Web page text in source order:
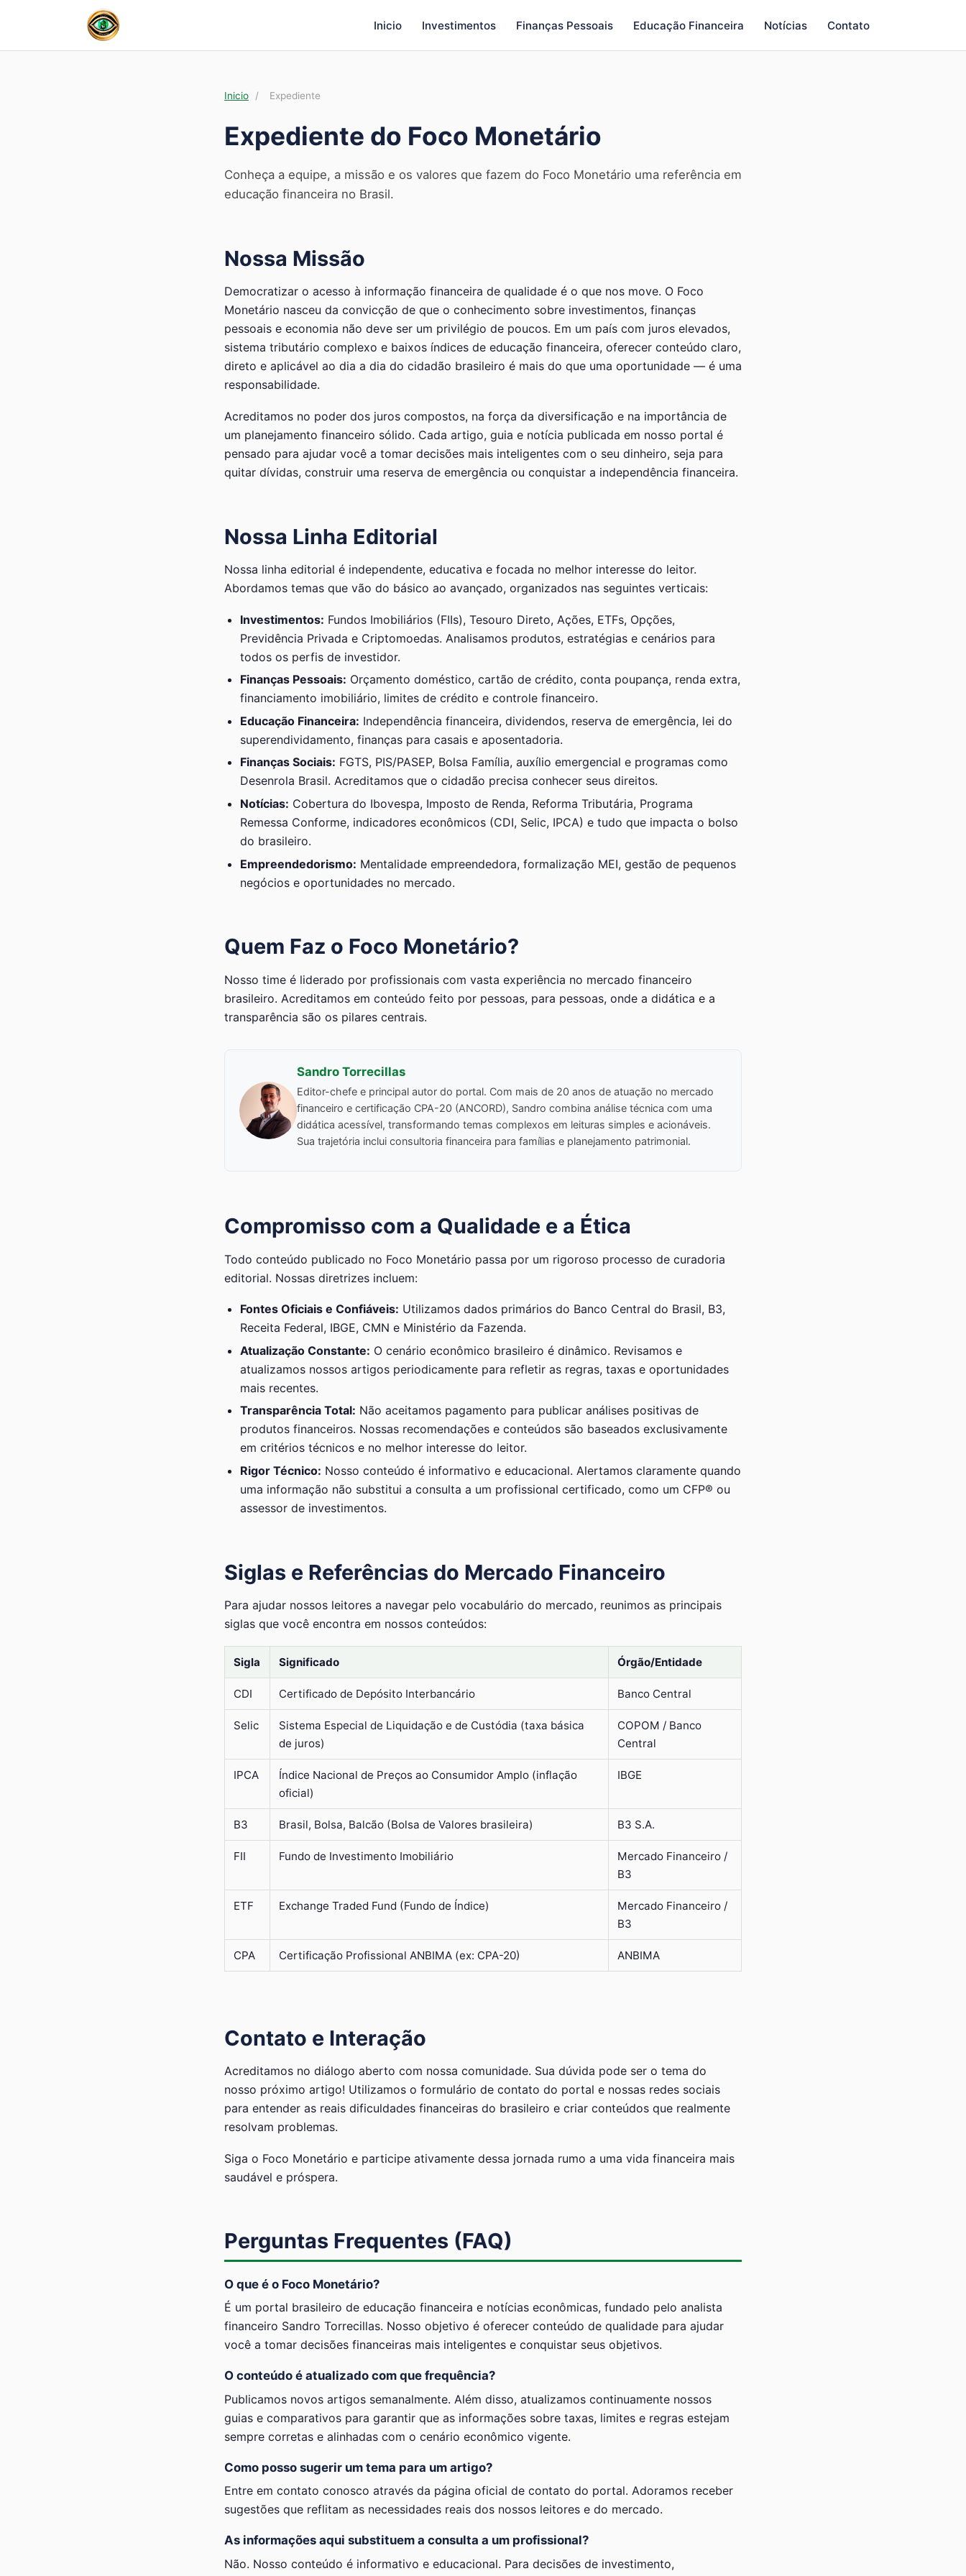
Inicio Investimentos Finanças Pessoais Educação Financeira Notícias Contato
Inicio / Expediente
Expediente do Foco Monetário
Conheça a equipe, a missão e os valores que fazem do Foco Monetário uma referência em
educação financeira no Brasil.
Nossa Missão
Democratizar o acesso à informação financeira de qualidade é o que nos move. O Foco
Monetário nasceu da convicção de que o conhecimento sobre investimentos, finanças
pessoais e economia não deve ser um privilégio de poucos. Em um país com juros elevados,
sistema tributário complexo e baixos índices de educação financeira, oferecer conteúdo claro,
direto e aplicável ao dia a dia do cidadão brasileiro é mais do que uma oportunidade — é uma
responsabilidade.
Acreditamos no poder dos juros compostos, na força da diversificação e na importância de
um planejamento financeiro sólido. Cada artigo, guia e notícia publicada em nosso portal é
pensado para ajudar você a tomar decisões mais inteligentes com o seu dinheiro, seja para
quitar dívidas, construir uma reserva de emergência ou conquistar a independência financeira.
Nossa Linha Editorial
Nossa linha editorial é independente, educativa e focada no melhor interesse do leitor.
Abordamos temas que vão do básico ao avançado, organizados nas seguintes verticais:
Investimentos: Fundos Imobiliários (FIIs), Tesouro Direto, Ações, ETFs, Opções,
Previdência Privada e Criptomoedas. Analisamos produtos, estratégias e cenários para
todos os perfis de investidor.
Finanças Pessoais: Orçamento doméstico, cartão de crédito, conta poupança, renda extra,
financiamento imobiliário, limites de crédito e controle financeiro.
Educação Financeira: Independência financeira, dividendos, reserva de emergência, lei do
superendividamento, finanças para casais e aposentadoria.
Finanças Sociais: FGTS, PIS/PASEP, Bolsa Família, auxílio emergencial e programas como
Desenrola Brasil. Acreditamos que o cidadão precisa conhecer seus direitos.
Notícias: Cobertura do Ibovespa, Imposto de Renda, Reforma Tributária, Programa
Remessa Conforme, indicadores econômicos (CDI, Selic, IPCA) e tudo que impacta o bolso
do brasileiro.
Empreendedorismo: Mentalidade empreendedora, formalização MEI, gestão de pequenos
negócios e oportunidades no mercado.
Quem Faz o Foco Monetário?
Nosso time é liderado por profissionais com vasta experiência no mercado financeiro
brasileiro. Acreditamos em conteúdo feito por pessoas, para pessoas, onde a didática e a
transparência são os pilares centrais.
Sandro Torrecillas
Editor-chefe e principal autor do portal. Com mais de 20 anos de atuação no mercado
financeiro e certificação CPA-20 (ANCORD), Sandro combina análise técnica com uma
didática acessível, transformando temas complexos em leituras simples e acionáveis.
Sua trajetória inclui consultoria financeira para famílias e planejamento patrimonial.
Compromisso com a Qualidade e a Ética
Todo conteúdo publicado no Foco Monetário passa por um rigoroso processo de curadoria
editorial. Nossas diretrizes incluem:
Fontes Oficiais e Confiáveis: Utilizamos dados primários do Banco Central do Brasil, B3,
Receita Federal, IBGE, CMN e Ministério da Fazenda.
Atualização Constante: O cenário econômico brasileiro é dinâmico. Revisamos e
atualizamos nossos artigos periodicamente para refletir as regras, taxas e oportunidades
mais recentes.
Transparência Total: Não aceitamos pagamento para publicar análises positivas de
produtos financeiros. Nossas recomendações e conteúdos são baseados exclusivamente
em critérios técnicos e no melhor interesse do leitor.
Rigor Técnico: Nosso conteúdo é informativo e educacional. Alertamos claramente quando
uma informação não substitui a consulta a um profissional certificado, como um CFP® ou
assessor de investimentos.
Siglas e Referências do Mercado Financeiro
Para ajudar nossos leitores a navegar pelo vocabulário do mercado, reunimos as principais
siglas que você encontra em nossos conteúdos:
Sigla Significado Órgão/Entidade
CDI Certificado de Depósito Interbancário Banco Central
Selic
Sistema Especial de Liquidação e de Custódia (taxa básica
de juros)
COPOM / Banco
Central
IPCA
Índice Nacional de Preços ao Consumidor Amplo (inflação
oficial)
IBGE
B3 Brasil, Bolsa, Balcão (Bolsa de Valores brasileira) B3 S.A.
FII Fundo de Investimento Imobiliário
Mercado Financeiro /
B3
ETF Exchange Traded Fund (Fundo de Índice)
Mercado Financeiro /
B3
CPA Certificação Profissional ANBIMA (ex: CPA-20) ANBIMA
Contato e Interação
Acreditamos no diálogo aberto com nossa comunidade. Sua dúvida pode ser o tema do
nosso próximo artigo! Utilizamos o formulário de contato do portal e nossas redes sociais
para entender as reais dificuldades financeiras do brasileiro e criar conteúdos que realmente
resolvam problemas.
Siga o Foco Monetário e participe ativamente dessa jornada rumo a uma vida financeira mais
saudável e próspera.
Perguntas Frequentes (FAQ)
O que é o Foco Monetário?
É um portal brasileiro de educação financeira e notícias econômicas, fundado pelo analista
financeiro Sandro Torrecillas. Nosso objetivo é oferecer conteúdo de qualidade para ajudar
você a tomar decisões financeiras mais inteligentes e conquistar seus objetivos.
O conteúdo é atualizado com que frequência?
Publicamos novos artigos semanalmente. Além disso, atualizamos continuamente nossos
guias e comparativos para garantir que as informações sobre taxas, limites e regras estejam
sempre corretas e alinhadas com o cenário econômico vigente.
Como posso sugerir um tema para um artigo?
Entre em contato conosco através da página oficial de contato do portal. Adoramos receber
sugestões que reflitam as necessidades reais dos nossos leitores e do mercado.
As informações aqui substituem a consulta a um profissional?
Não. Nosso conteúdo é informativo e educacional. Para decisões de investimento,